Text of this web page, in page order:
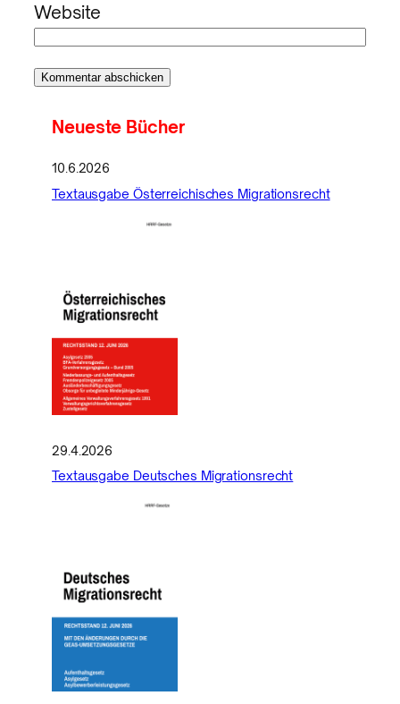
Website
Neueste Bücher
10.6.2026
Textausgabe Österreichisches Migrationsrecht
29.4.2026
Textausgabe Deutsches Migrationsrecht